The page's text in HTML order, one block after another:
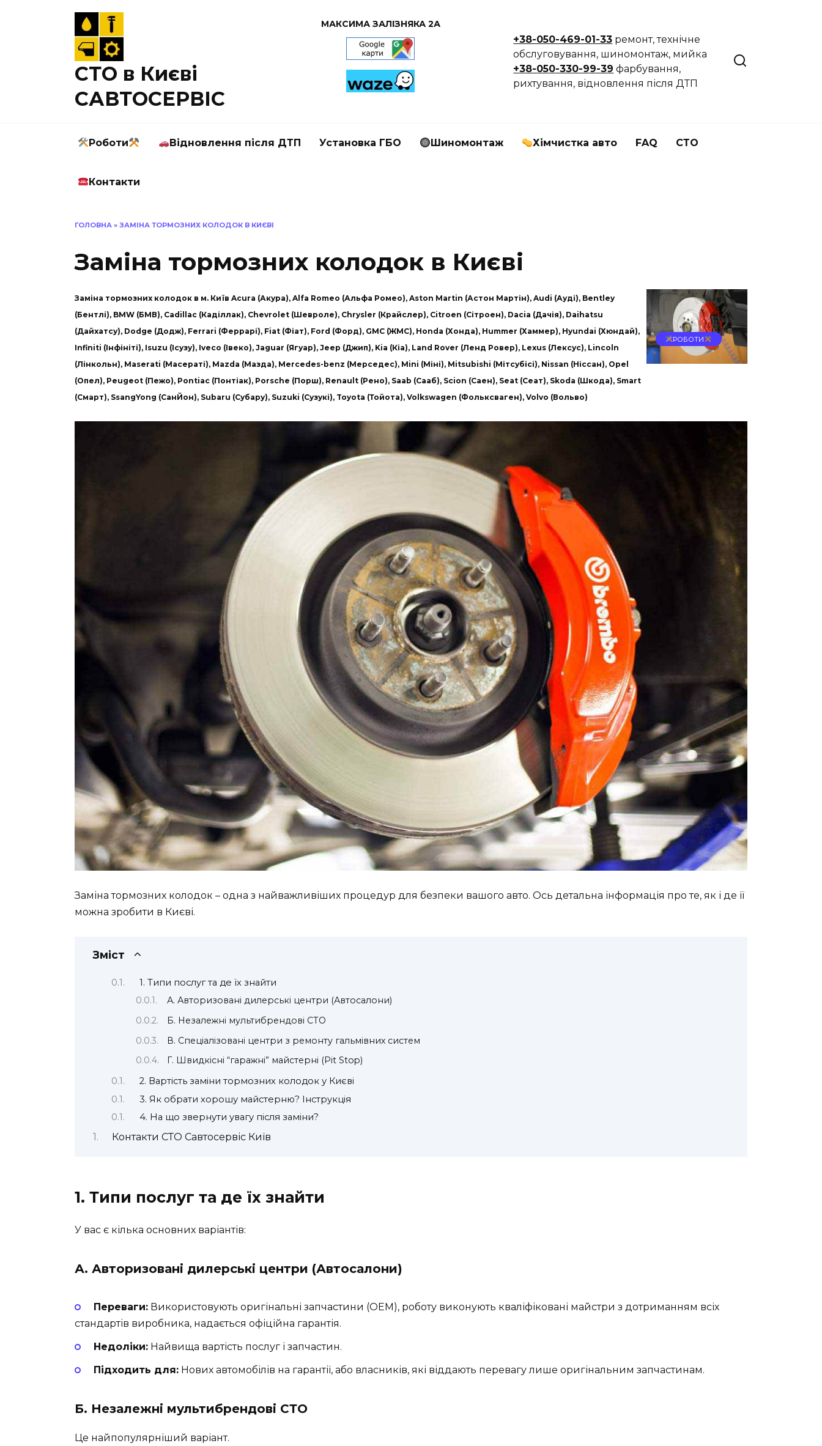
СТО в Києві
САВТОСЕРВІС
МАКСИМА ЗАЛІЗНЯКА 2А
+38-050-469-01-33 ремонт, технічне
обслуговування, шиномонтаж, мийка
+38-050-330-99-39 фарбування,
рихтування, відновлення після ДТП
Роботи Відновлення після ДТП Установка ГБО Шиномонтаж Хімчистка авто FAQ СТО
Контакти
ГОЛОВНА » ЗАМІНА ТОРМОЗНИХ КОЛОДОК В КИЄВІ
Заміна тормозних колодок в Києві
РОБОТИ
Заміна тормозних колодок в м. Київ Acura (Акура), Alfa Romeo (Альфа Ромео), Aston Martin (Астон Мартін), Audi (Ауді), Bentley
(Бентлі), BMW (БМВ), Cadillac (Каділлак), Chevrolet (Шевроле), Chrysler (Крайслер), Citroen (Сітроен), Dacia (Дачія), Daihatsu
(Дайхатсу), Dodge (Додж), Ferrari (Феррарі), Fiat (Фіат), Ford (Форд), GMC (ЖМС), Honda (Хонда), Hummer (Хаммер), Hyundai (Хюндай),
Infiniti (Інфініті), Isuzu (Ісузу), Iveco (Івеко), Jaguar (Ягуар), Jeep (Джип), Kia (Кіа), Land Rover (Ленд Ровер), Lexus (Лексус), Lincoln
(Лінкольн), Maserati (Масераті), Mazda (Мазда), Mercedes-benz (Мерседес), Mini (Міні), Mitsubishi (Мітсубісі), Nissan (Ніссан), Opel
(Опел), Peugeot (Пежо), Pontiac (Понтіак), Porsche (Порш), Renault (Рено), Saab (Сааб), Scion (Саен), Seat (Сеат), Skoda (Шкода), Smart
(Смарт), SsangYong (СанЙон), Subaru (Субару), Suzuki (Сузукі), Toyota (Тойота), Volkswagen (Фольксваген), Volvo (Вольво)
Заміна тормозних колодок – одна з найважливіших процедур для безпеки вашого авто. Ось детальна інформація про те, як і де її
можна зробити в Києві.
Зміст
1. Типи послуг та де їх знайти
А. Авторизовані дилерські центри (Автосалони)
Б. Незалежні мультибрендові СТО
В. Спеціалізовані центри з ремонту гальмівних систем
Г. Швидкісні “гаражні” майстерні (Pit Stop)
2. Вартість заміни тормозних колодок у Києві
3. Як обрати хорошу майстерню? Інструкція
4. На що звернути увагу після заміни?
Контакти СТО Савтосервіс Київ
1. Типи послуг та де їх знайти
У вас є кілька основних варіантів:
А. Авторизовані дилерські центри (Автосалони)
Переваги:Використовують оригінальні запчастини (OEM), роботу виконують кваліфіковані майстри з дотриманням всіх
стандартів виробника, надається офіційна гарантія.
Недоліки:Найвища вартість послуг і запчастин.
Підходить для:Нових автомобілів на гарантії, або власників, які віддають перевагу лише оригінальним запчастинам.
Б. Незалежні мультибрендові СТО
Це найпопулярніший варіант.